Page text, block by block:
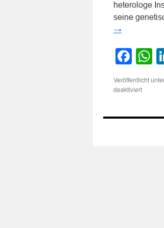
heterologe
seine
→
Veröffentlicht
deaktiviertfür
des